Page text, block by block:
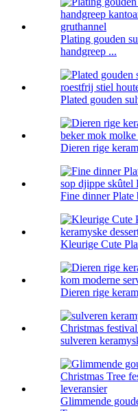
Plating gouden
handgreep ...
Plated gouden
Dieren rige
Fine dinner
Kleurige Cute
Dieren rige
sulveren
Glimmende